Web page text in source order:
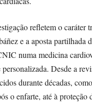
refletem o caráter
e a aposta partilhada
numa medicina
Desde a
durante décadas,
o enfarte, até à proteção